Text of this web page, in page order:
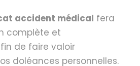
accident médical fera
complète et
de faire valoir
doléances personnelles.